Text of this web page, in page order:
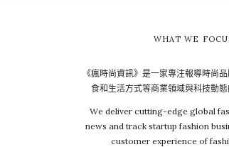
WHAT WE
《瘋時尚資訊》是一家專注報導時尚
食和生活方式等商業領域與科技動態
We deliver cutting-edge global
news and track startup fashion
customer experience of